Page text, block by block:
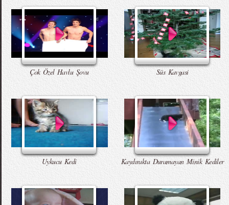
Çok Özel Havlu Şovu Süs Kavgasi
Uykucu Kedi Kaydırakta Duramayan Minik Kediler